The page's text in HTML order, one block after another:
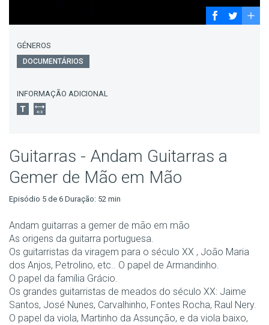
GÉNEROS
DOCUMENTÁRIOS
INFORMAÇÃO ADICIONAL
Guitarras - Andam Guitarras a
Gemer de Mão em Mão
Episódio 5 de 6 Duração: 52 min
Andam guitarras a gemer de mão em mão
As origens da guitarra portuguesa.
Os guitarristas da viragem para o século XX , João Maria
dos Anjos, Petrolino, etc.. O papel de Armandinho.
O papel da família Grácio.
Os grandes guitarristas de meados do século XX: Jaime
Santos, José Nunes, Carvalhinho, Fontes Rocha, Raul Nery.
O papel da viola, Martinho da Assunção, e da viola baixo,